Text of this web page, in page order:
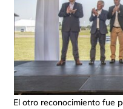
El otro reconocimiento fue